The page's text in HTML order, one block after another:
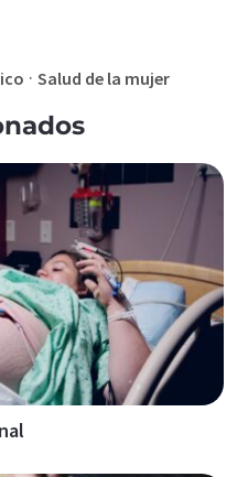
·Salud de la mujer